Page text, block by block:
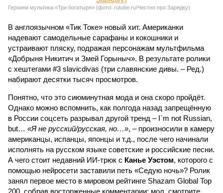
Героини мультика «Три богатыря» (фото: rutube.ru/Честно про Зарядку)
В англоязычном «Тик Токе» новый хит. Американки
надевают самодельные сарафаны и кокошники и
устраивают пляску, подражая персонажам мультфильма
«Добрыня Никитич и Змей Горыныч». В результате ролики
с хештегами #3 slavicdivas (три славянские дивы. – Ред.)
набирают десятки тысяч просмотров.
Понятно, что это сиюминутная мода и она скоро пройдёт.
Однако можно вспомнить, как полгода назад запрещённую
в России соцсеть разрывал другой тренд – I`m not Russian,
but… «Я не русский/русская, но…», – произносили в камеру
американцы, испанцы, японцы и т.д., после чего начинали
исполнять на русском языке советские и российские песни.
А чего стоит недавний ИИ-трюк с Канье Уэстом, которого с
помощью нейросети заставили петь «Седую ночь»? Ролик
занял первое место в мировом рейтинге Shazam Global Top
200, собрав восторженные комментарии: мол, смотрите,